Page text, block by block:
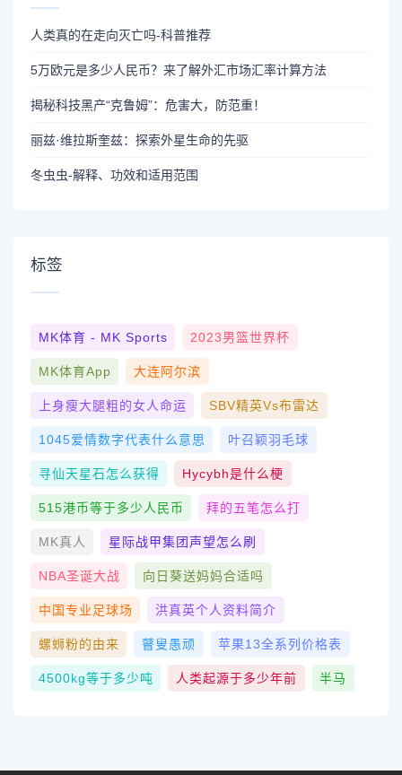
人类真的在走向灭亡吗-科普推荐
5万欧元是多少人民币？来了解外汇市场汇率计算方法
揭秘科技黑产“克鲁姆”：危害大，防范重！
丽兹·维拉斯奎兹：探索外星生命的先驱
冬虫虫-解释、功效和适用范围
标签
MK体育 - MK Sports 2023男篮世界杯
MK体育App 大连阿尔滨
上身瘦大腿粗的女人命运 SBV精英vs布雷达
1045爱情数字代表什么意思 叶召颖羽毛球
寻仙天星石怎么获得 Hycybh是什么梗
515港币等于多少人民币 拜的五笔怎么打
MK真人 星际战甲集团声望怎么刷
NBA圣诞大战 向日葵送妈妈合适吗
中国专业足球场 洪真英个人资料简介
螺蛳粉的由来 瞽叟愚顽 苹果13全系列价格表
4500kg等于多少吨 人类起源于多少年前 半马